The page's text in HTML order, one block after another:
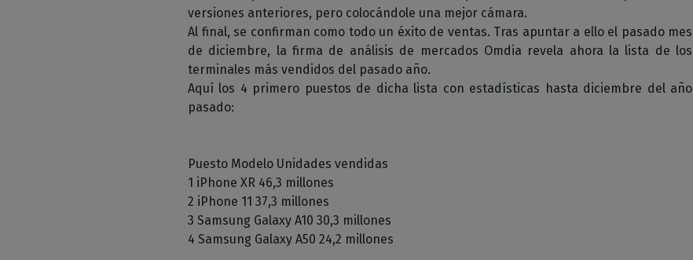
versiones anteriores, pero colocándole una mejor cámara.
Al final, se confirman como todo un éxito de ventas. Tras apuntar a ello el pasado mes
de diciembre, la firma de análisis de mercados Omdia revela ahora la lista de los
terminales más vendidos del pasado año.
Aquí los 4 primero puestos de dicha lista con estadísticas hasta diciembre del año
pasado:
Puesto Modelo Unidades vendidas
1 iPhone XR 46,3 millones
2 iPhone 11 37,3 millones
3 Samsung Galaxy A10 30,3 millones
4 Samsung Galaxy A50 24,2 millones